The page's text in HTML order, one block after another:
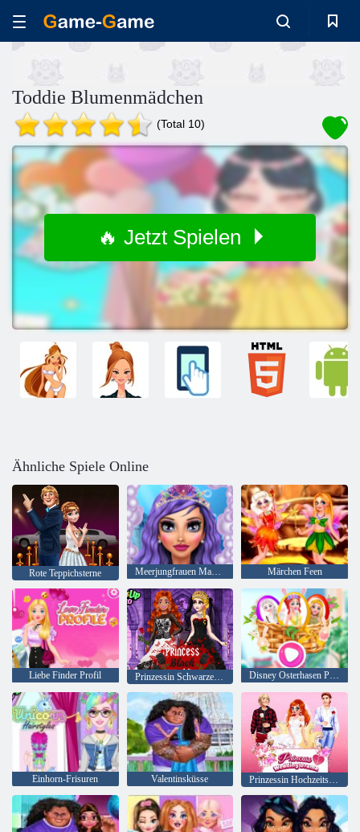
Toddie Blumenmädchen
(Total 10)
🔥 Jetzt Spielen
Ähnliche Spiele Online
Rote Teppichsterne Meerjungfrauen Makeup Salon Märchen Feen
Liebe Finder Profil Prinzessin Schwarzes Hochzeitskleid Disney Osterhasen Party
Einhorn-Frisuren Valentinsküsse Prinzessin Hochzeitsdrama